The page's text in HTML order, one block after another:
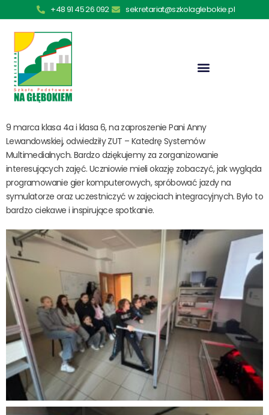
+48 91 45 26 092 sekretariat@szkolaglebokie.pl
9 marca klasa 4a i klasa 6, na zaproszenie Pani Anny
Lewandowskiej, odwiedziły ZUT – Katedrę Systemów
Multimedialnych. Bardzo dziękujemy za zorganizowanie
interesujących zajęć. Uczniowie mieli okazję zobaczyć, jak wygląda
programowanie gier komputerowych, spróbować jazdy na
symulatorze oraz uczestniczyć w zajęciach integracyjnych. Było to
bardzo ciekawe i inspirujące spotkanie.